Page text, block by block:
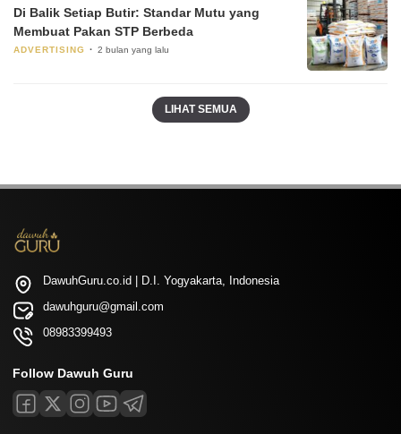
Di Balik Setiap Butir: Standar Mutu yang
Membuat Pakan STP Berbeda
ADVERTISING 2 bulan yang lalu
LIHAT SEMUA
DawuhGuru.co.id | D.I. Yogyakarta, Indonesia
dawuhguru@gmail.com
08983399493
Follow Dawuh Guru